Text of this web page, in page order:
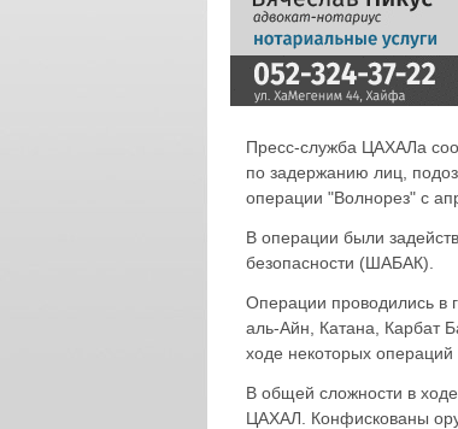
Пресс-служба ЦАХАЛа
по задержанию лиц,
операции "Волнорез" с
В операции были
безопасности (ШАБАК).
Операции проводились в
аль-Айн, Катана, Карбат
ходе некоторых
В общей сложности в
ЦАХАЛ. Конфискованы